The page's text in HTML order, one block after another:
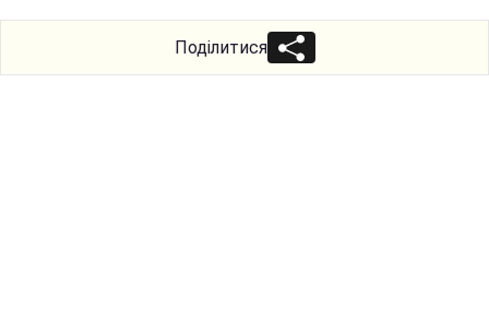
Поділитися